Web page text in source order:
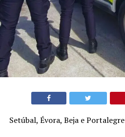
Setúbal, Évora, Beja e Portalegre